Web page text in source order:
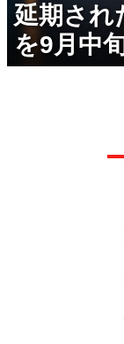
延期され
を9月中